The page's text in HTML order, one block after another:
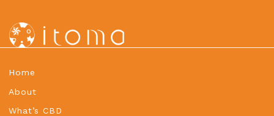
シ
ョ
ン
Home
About
What’s CBD